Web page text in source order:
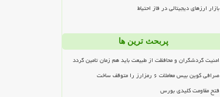
بازار ارزهای دیجیتالی در فاز احتیاط
پربحث ترین ها
امنیت گردشگران و محافظت از طبیعت باید هم زمان تامین گردد
صرافی کوین بیس معاملات ۶ رمزارز را متوقف ساخت
فتح مقاومت کلیدی بورس